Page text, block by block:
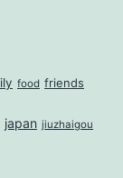
food friends
japan jiuzhaigou